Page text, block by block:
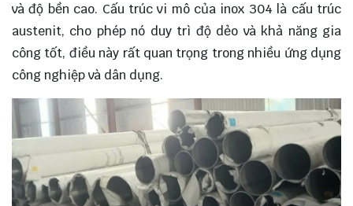
và độ bền cao. Cấu trúc vi mô của inox 304 là cấu trúc
austenit, cho phép nó duy trì độ dẻo và khả năng gia
công tốt, điều này rất quan trọng trong nhiều ứng dụng
công nghiệp và dân dụng.